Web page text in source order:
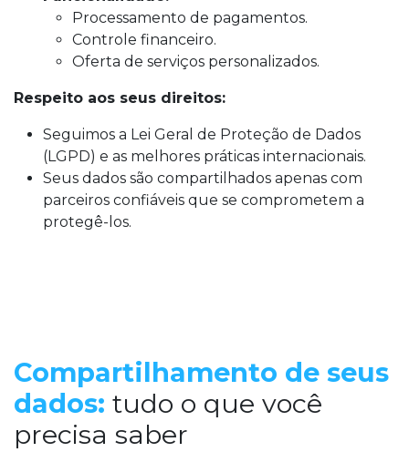
Processamento de pagamentos.
Controle financeiro.
Oferta de serviços personalizados.
Respeito aos seus direitos:
Seguimos a Lei Geral de Proteção de Dados
(LGPD) e as melhores práticas internacionais.
Seus dados são compartilhados apenas com
parceiros confiáveis que se comprometem a
protegê-los.
Compartilhamento de seus
dados: tudo o que você
precisa saber